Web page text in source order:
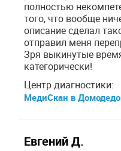
полностью
того, что вообще
описание сделал
отправил меня
Зря выкинутые
категорически!
Центр диагностики:
МедиСкан в
Евгений Д.